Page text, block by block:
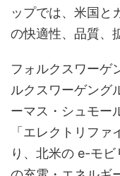
ップでは、米国と
の快適性、品質、
フォルクスワーゲ
ルクスワーゲング
ーマス・シュモー
「エレクトリフ
り、北米の e-モ